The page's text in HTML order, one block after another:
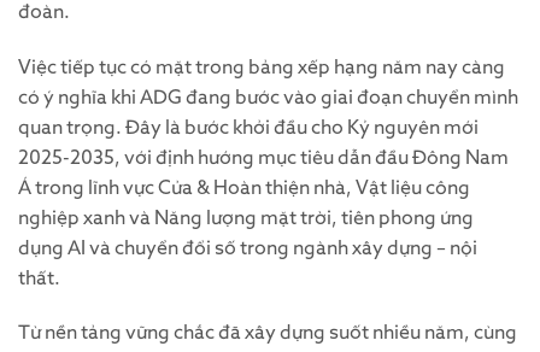
đoàn.
Việc tiếp tục có mặt trong bảng xếp hạng năm nay càng
có ý nghĩa khi ADG đang bước vào giai đoạn chuyển mình
quan trọng. Đây là bước khởi đầu cho Kỷ nguyên mới
2025-2035, với định hướng mục tiêu dẫn đầu Đông Nam
Á trong lĩnh vực Cửa & Hoàn thiện nhà, Vật liệu công
nghiệp xanh và Năng lượng mặt trời, tiên phong ứng
dụng AI và chuyển đổi số trong ngành xây dựng – nội
thất.
Từ nền tảng vững chắc đã xây dựng suốt nhiều năm, cùng